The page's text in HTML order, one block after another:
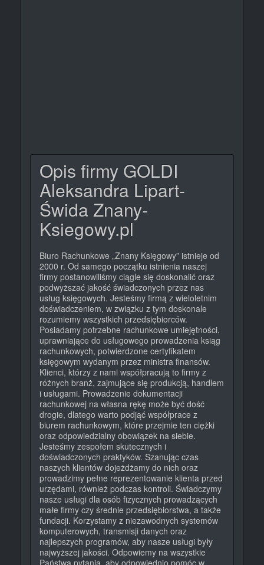
Opis firmy GOLDI
Aleksandra Lipart-
Świda Znany-
Ksiegowy.pl
Biuro Rachunkowe „Znany Księgowy” istnieje od
2000 r. Od samego początku istnienia naszej
firmy postanowiliśmy ciągle się doskonalić oraz
podwyższać jakość świadczonych przez nas
usług księgowych. Jesteśmy firmą z wieloletnim
doświadczeniem, w związku z tym doskonale
rozumiemy wszystkich przedsiębiorców.
Posiadamy potrzebne rachunkowe umiejętności,
uprawniające do usługowego prowadzenia ksiąg
rachunkowych, potwierdzone certyfikatem
księgowym wydanym przez ministra finansów.
Klienci, którzy z nami współpracują to firmy z
różnych branż, zajmujące się produkcją, handlem
i usługami. Prowadzenie dokumentacji
rachunkowej na własna rękę może być dość
drogie, dlatego warto podjąć współprace z
biurem rachunkowym, które przejmie ten ciężki
oraz odpowiedzialny obowiązek na siebie.
Jesteśmy zespołem skutecznych i
doświadczonych praktyków. Szanując czas
naszych klientów dojeżdżamy do nich oraz
prowadzimy pełne reprezentowanie klienta przed
urzędami, również podczas kontroli. Świadczymy
nasze usługi dla osób fizycznych prowadzących
małe firmy czy średnie przedsiębiorstwa, a także
fundacji. Korzystamy z niezawodnych systemów
komputerowych, transmisji danych oraz
najlepszych programów, aby nasze usługi były
najwyższej jakości. Odpowiemy na wszystkie
Państwa pytania, aby odpowiednio pomóc w